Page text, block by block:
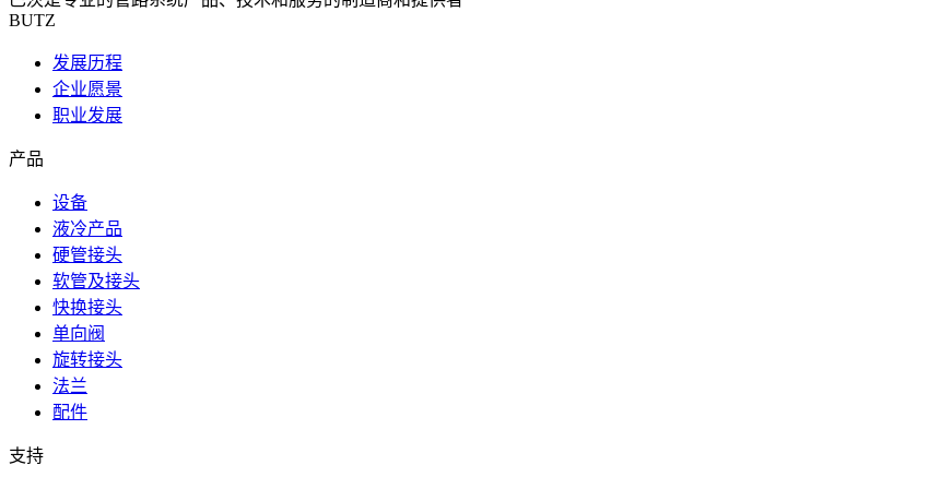
BUTZ
发展历程
企业愿景
职业发展
产品
设备
液冷产品
硬管接头
软管及接头
快换接头
单向阀
旋转接头
法兰
配件
支持